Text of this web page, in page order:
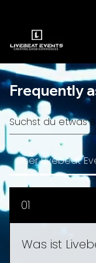
Frequently
Über Livebeat
01
Was ist